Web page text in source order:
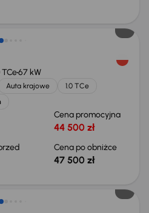
TCe67 kW
Auta krajowe
1.0 TCe
Cena promocyjna
44 500 zł
Cena po obniżce
47 500 zł